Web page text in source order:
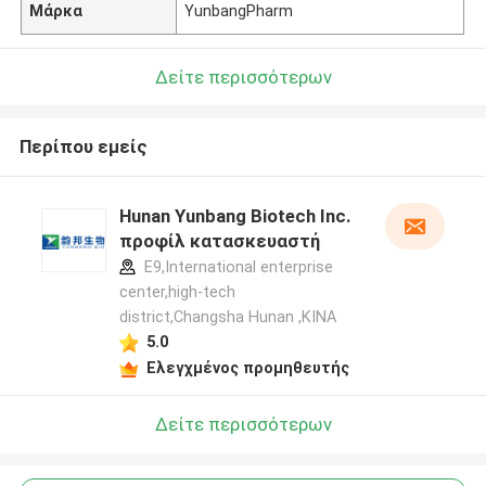
Μάρκα YunbangPharm
Δείτε περισσότερων
Περίπου εμείς
Hunan Yunbang Biotech Inc.
προφίλ κατασκευαστή
E9,International enterprise
center,high-tech
district,Changsha Hunan ,ΚΙΝΑ
5.0
Ελεγχμένος προμηθευτής
Δείτε περισσότερων